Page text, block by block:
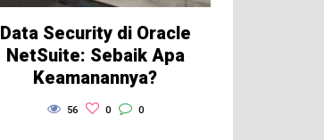
Data Security di Oracle
NetSuite: Sebaik Apa
Keamanannya?
56 0 0